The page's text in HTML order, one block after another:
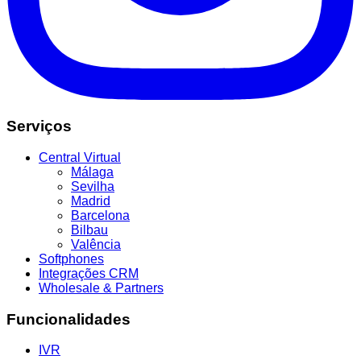
Serviços
Central Virtual
Málaga
Sevilha
Madrid
Barcelona
Bilbau
Valência
Softphones
Integrações CRM
Wholesale & Partners
Funcionalidades
IVR